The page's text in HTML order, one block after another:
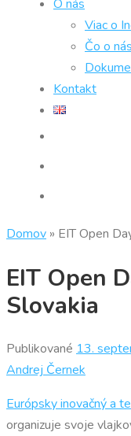
O nás
Viac o
Čo o
Kontakt
Domov » EIT Open
EIT Open
Slovakia
Publikované 13.
Andrej Černek
Európsky inovačný a
organizuje svoje